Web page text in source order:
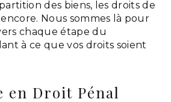
des biens, les droits de
Nous sommes là pour
chaque étape du
à ce que vos droits soient
en Droit Pénal